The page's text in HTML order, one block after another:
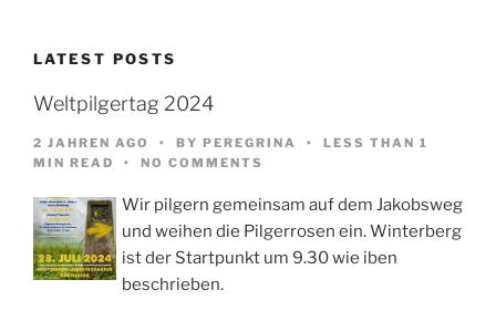
LATEST POSTS
Weltpilgertag 2024
2 JAHREN AGO BY PEREGRINA
LESS THAN 1
MIN READ
NO COMMENTS
Wir pilgern gemeinsam auf dem Jakobsweg
und weihen die Pilgerrosen ein. Winterberg
ist der Startpunkt um 9.30 wie iben
beschrieben.